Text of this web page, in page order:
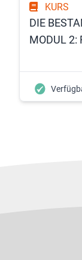
KURS
DIE
MODUL 2: